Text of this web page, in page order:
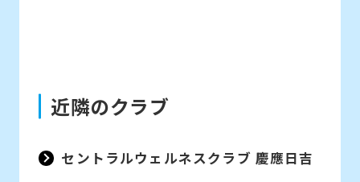
近隣のクラブ
セントラルウェルネスクラブ 慶應日吉